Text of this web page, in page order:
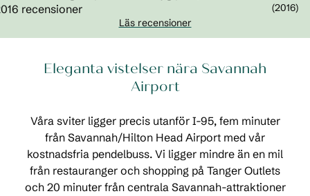
(2016)
Läs recensioner
Eleganta vistelser nära Savannah
Airport
Våra sviter ligger precis utanför I-95, fem minuter
från Savannah/Hilton Head Airport med vår
kostnadsfria pendelbuss. Vi ligger mindre än en mil
från restauranger och shopping på Tanger Outlets
och 20 minuter från centrala Savannah-attraktioner